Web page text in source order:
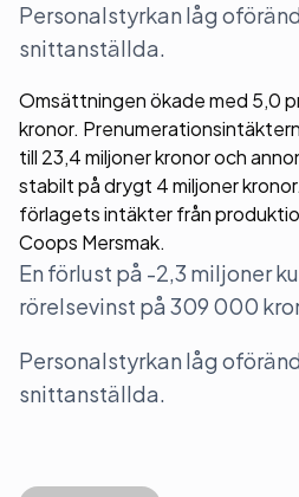
Personalstyrkan låg
snittanställda.
Omsättningen ökade med 5,0
kronor.
till 23,4 miljoner kronor och
stabilt på drygt 4 miljoner
förlagets intäkter från
Coops Mersmak.
En förlust på -2,3 miljoner
rörelsevinst på 309 000
Personalstyrkan låg
snittanställda.